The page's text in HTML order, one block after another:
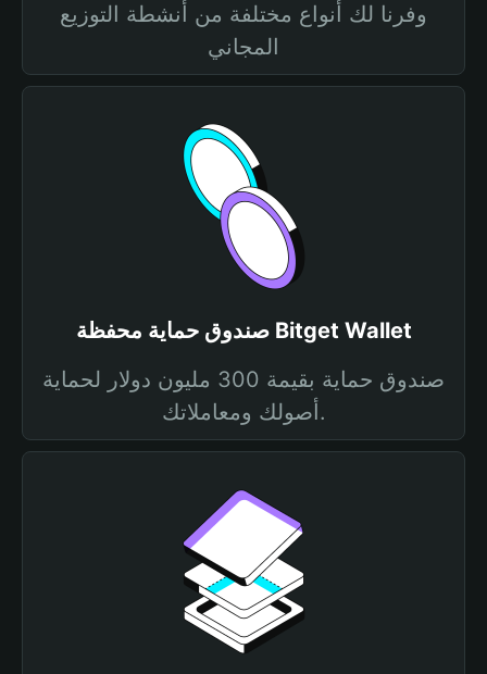
وفرنا لك أنواع مختلفة من أنشطة التوزيع
المجاني
صندوق حماية محفظة Bitget Wallet
صندوق حماية بقيمة 300 مليون دولار لحماية
أصولك ومعاملاتك.